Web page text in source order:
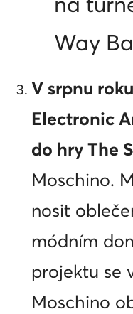
Way
V srpnu
Electronic
do hry The
Moschino.
nosit
módním
projektu se
Moschino